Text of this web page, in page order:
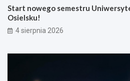
Start nowego semestru
Osielsku!
4 sierpnia 2026